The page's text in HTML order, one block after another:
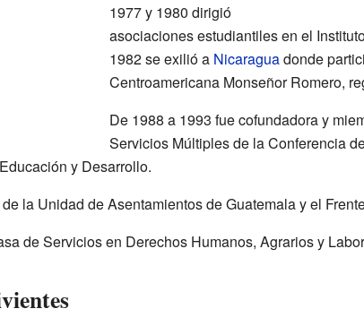
1977 y 1980 dirigió
asociaciones estudiantiles en el
1982 se exilió a Nicaraguadonde
Centroamericana Monseñor Romero,
De 1988 a 1993 fue cofundadora y
Servicios Múltiples de la Conferencia
y Desarrollo.
la Unidad de Asentamientos de Guatemala y el
de Servicios en Derechos Humanos, Agrarios y